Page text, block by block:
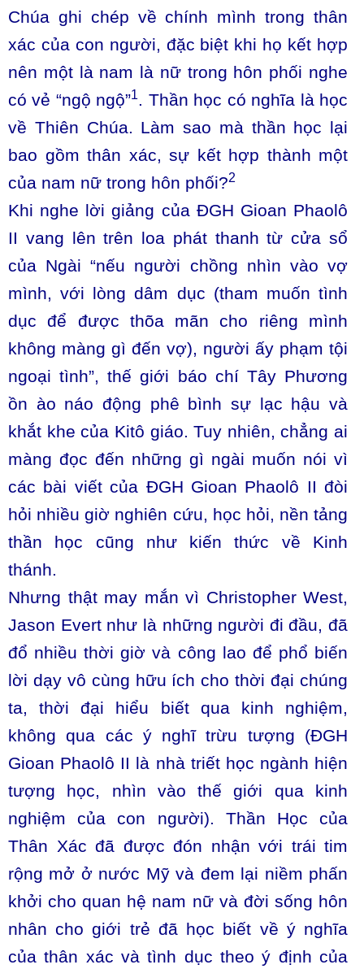
Chúa ghi chép về chính mình trong thân
xác của con người, đặc biệt khi họ kết hợp
nên một là nam là nữ trong hôn phối nghe
có vẻ “ngộ ngộ”1. Thần học có nghĩa là học
về Thiên Chúa. Làm sao mà thần học lại
bao gồm thân xác, sự kết hợp thành một
của nam nữ trong hôn phối?2
Khi nghe lời giảng của ĐGH Gioan Phaolô
II vang lên trên loa phát thanh từ cửa sổ
của Ngài “nếu người chồng nhìn vào vợ
mình, với lòng dâm dục (tham muốn tình
dục để được thõa mãn cho riêng mình
không màng gì đến vợ), người ấy phạm tội
ngoại tình”, thế giới báo chí Tây Phương
ồn ào náo động phê bình sự lạc hậu và
khắt khe của Kitô giáo. Tuy nhiên, chẳng ai
màng đọc đến những gì ngài muốn nói vì
các bài viết của ĐGH Gioan Phaolô II đòi
hỏi nhiều giờ nghiên cứu, học hỏi, nền tảng
thần học cũng như kiến thức về Kinh
thánh.
Nhưng thật may mắn vì Christopher West,
Jason Evert như là những người đi đầu, đã
đổ nhiều thời giờ và công lao để phổ biến
lời dạy vô cùng hữu ích cho thời đại chúng
ta, thời đại hiểu biết qua kinh nghiệm,
không qua các ý nghĩ trừu tượng (ĐGH
Gioan Phaolô II là nhà triết học ngành hiện
tượng học, nhìn vào thế giới qua kinh
nghiệm của con người). Thần Học của
Thân Xác đã được đón nhận với trái tim
rộng mở ở nước Mỹ và đem lại niềm phấn
khởi cho quan hệ nam nữ và đời sống hôn
nhân cho giới trẻ đã học biết về ý nghĩa
của thân xác và tình dục theo ý định của